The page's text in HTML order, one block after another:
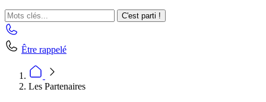
C'est parti !
Être rappelé
Les Partenaires